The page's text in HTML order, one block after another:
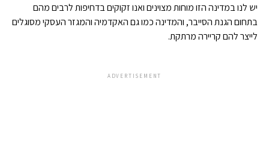
יש לנו במדינה הזו מוחות מצוינים ואנו זקוקים בדחיפות לרבים מהם
בתחום הגנת הסייבר, והמדינה כמו גם האקדמיה והמגזר העסקי מסוגלים
לייצר להם קריירה מרתקת.
ADVERTISEMENT